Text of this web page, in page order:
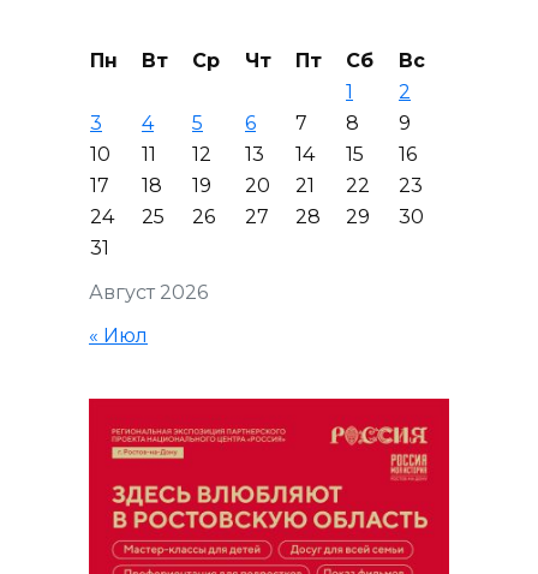
Август 2026
Пн Вт Ср Чт Пт Сб
Вс
1
2
3
4 5 6 7 8
9
10
11 12 13 14 15
16
17
18 19 20 21 22
23
24
25 26 27 28 29
30
31
« Июл